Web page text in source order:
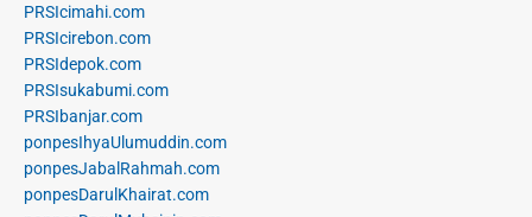
PRSIcimahi.com
PRSIcirebon.com
PRSIdepok.com
PRSIsukabumi.com
PRSIbanjar.com
ponpesIhyaUlumuddin.com
ponpesJabalRahmah.com
ponpesDarulKhairat.com